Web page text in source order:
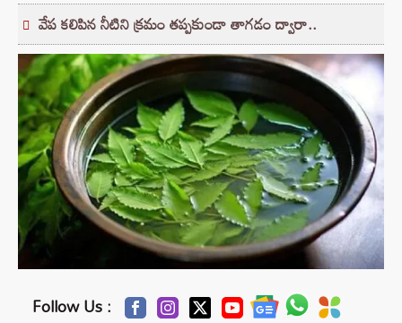
వేప కలిపిన నీటిని క్రమం తప్పకుండా తాగడం ద్వారా..
Follow Us :